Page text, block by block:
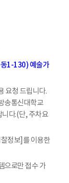
동1-130) 예술가
요청 드립니다.
송통신대학교
다.(단, 주차요
정보]를 이용한
으로만 접수 가